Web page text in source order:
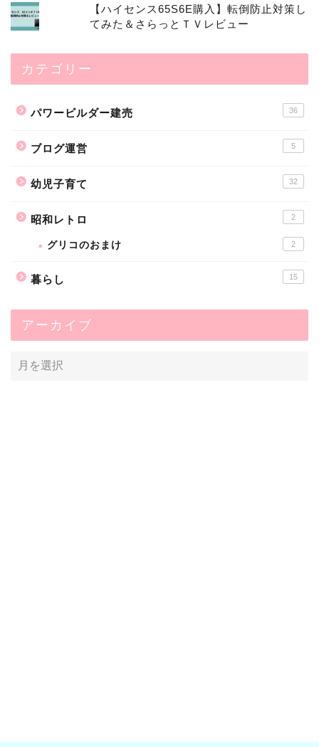
【ハイセンス65S6E購入】転倒防止対策し
てみた＆さらっとＴＶレビュー
カテゴリー
パワービルダー建売 36
ブログ運営 5
幼児子育て 32
昭和レトロ 2
グリコのおまけ 2
暮らし 15
アーカイブ